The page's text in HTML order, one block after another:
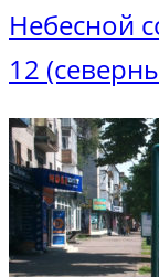
Небесной
12